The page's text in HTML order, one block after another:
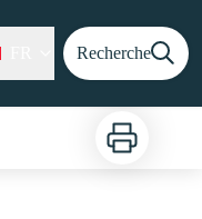
Recherche
Imprimer